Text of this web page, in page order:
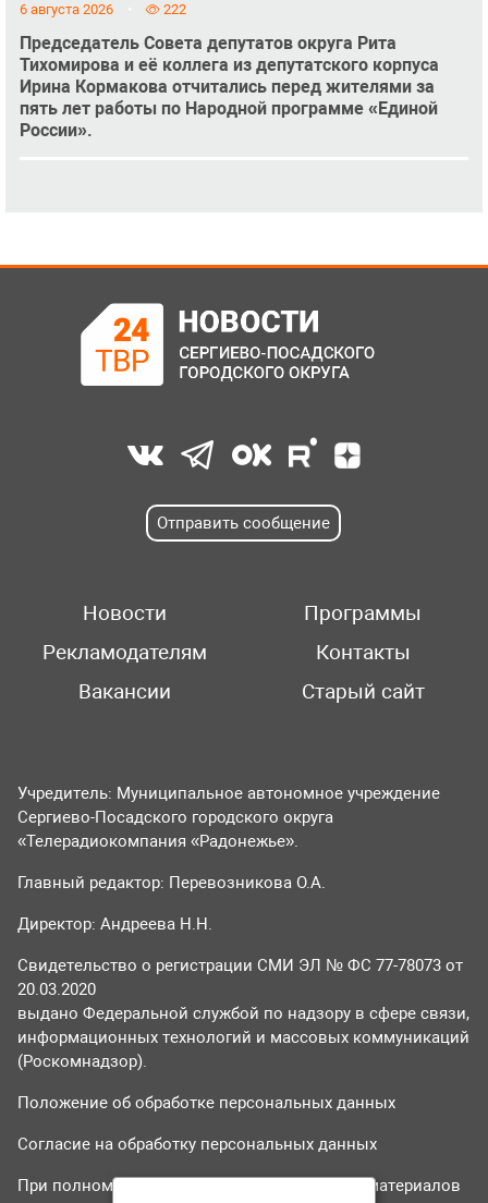
6 августа 2026 222
Председатель Совета депутатов округа Рита
Тихомирова и её коллега из депутатского корпуса
Ирина Кормакова отчитались перед жителями за
пять лет работы по Народной программе «Единой
России».
Отправить сообщение
Новости
Программы
Рекламодателям
Контакты
Вакансии
Старый сайт
Учредитель: Муниципальное автономное учреждение
Сергиево-Посадского городского округа
«Телерадиокомпания «Радонежье».
Главный редактор: Перевозникова О.А.
Директор: Андреева Н.Н.
Свидетельство о регистрации СМИ ЭЛ № ФС 77-78073 от
20.03.2020
выдано Федеральной службой по надзору в сфере связи,
информационных технологий и массовых коммуникаций
(Роскомнадзор).
Положение об обработке персональных данных
Согласие на обработку персональных данных
При полном или частичном использовании материалов